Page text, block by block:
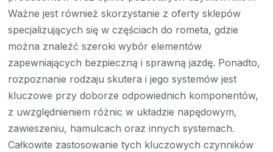
Ważne jest również skorzystanie z oferty sklepów
specjalizujących się w częściach do rometa, gdzie
można znaleźć szeroki wybór elementów
zapewniających bezpieczną i sprawną jazdę. Ponadto,
rozpoznanie rodzaju skutera i jego systemów jest
kluczowe przy doborze odpowiednich komponentów,
z uwzględnieniem różnic w układzie napędowym,
zawieszeniu, hamulcach oraz innych systemach.
Całkowite zastosowanie tych kluczowych czynników